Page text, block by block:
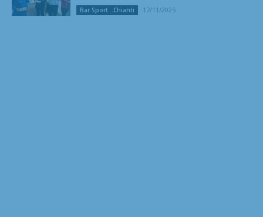
Bar Sport...Chianti 17/11/2025